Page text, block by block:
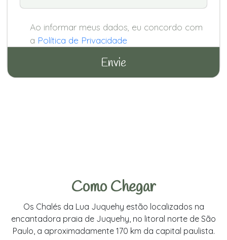
Ao informar meus dados, eu concordo com
a Política de Privacidade
Como Chegar
Os Chalés da Lua Juquehy estão localizados na
encantadora praia de Juquehy, no litoral norte de São
Paulo, a aproximadamente 170 km da capital paulista.